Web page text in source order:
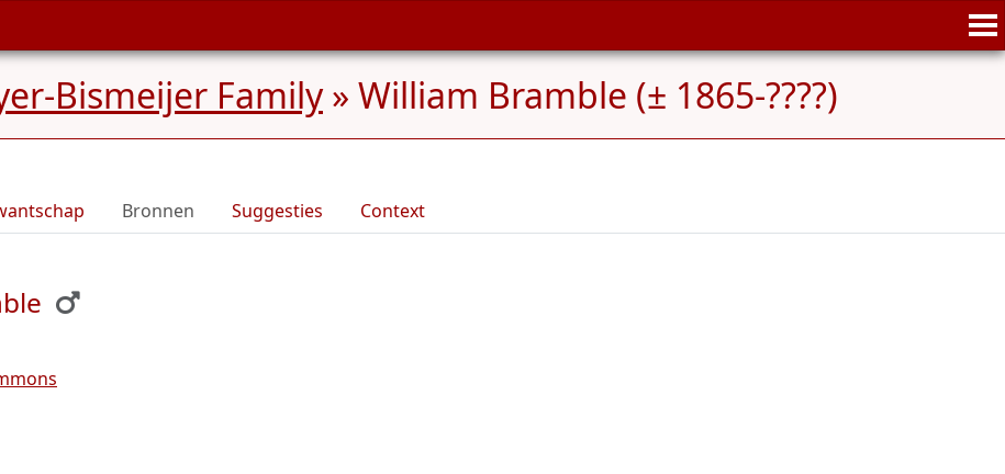
Bismeijer Family» William Bramble (± 1865-????)
Bronnen Suggesties Context